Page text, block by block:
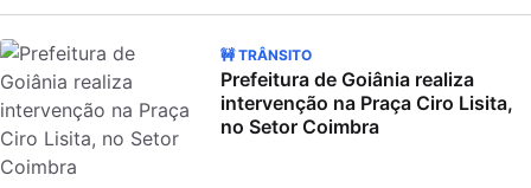
🚧 TRÂNSITO
Prefeitura de Goiânia realiza
intervenção na Praça Ciro Lisita,
no Setor Coimbra